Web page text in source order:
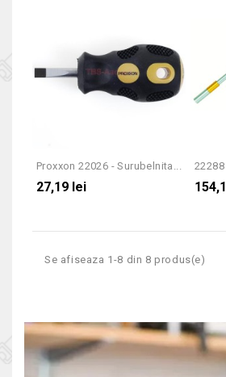
Proxxon 22026 - Surubelnita...
27,19 lei
Se afiseaza 1-8 din 8 produs(e)